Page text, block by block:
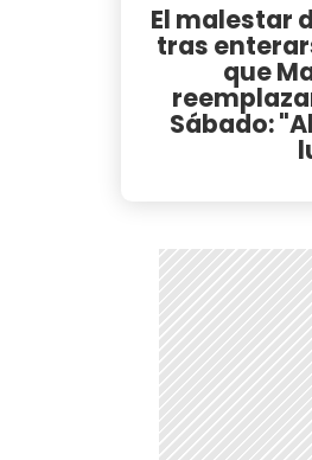
El malestar
tras
que
Sábado: